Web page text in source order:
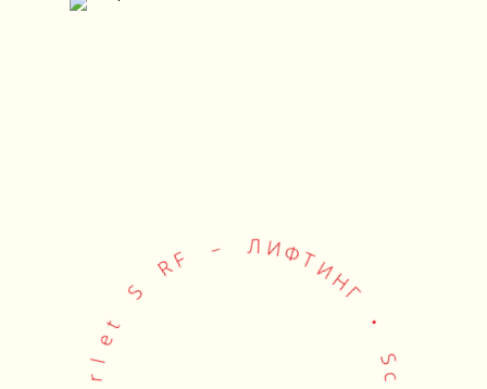
e
t
S
R
F
– Л Ф ТИНГ
•
S
a
r